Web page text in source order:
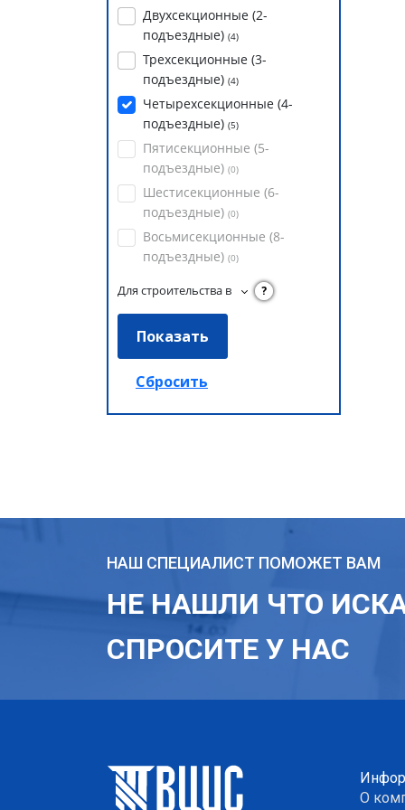
Двухсекционные (2-
подъездные) (4)
Трехсекционные (3-
подъездные) (4)
Четырехсекционные (4-
подъездные) (5)
Пятисекционные (5-
подъездные) (0)
Шестисекционные (6-
подъездные) (0)
Восьмисекционные (8-
подъездные) (0)
Для строительства в ?
НАШ СПЕЦИАЛИСТ ПОМОЖЕТ ВАМ
НЕ НАШЛИ ЧТО
СПРОСИТЕ У НАС
О